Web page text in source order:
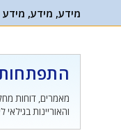
מידע, מידע, מידע
התפתחות
מאמרים, דוחות
והאוריינות